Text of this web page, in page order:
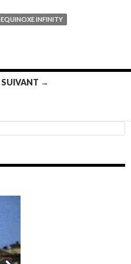
EQUINOXE INFINITY
SUIVANT →